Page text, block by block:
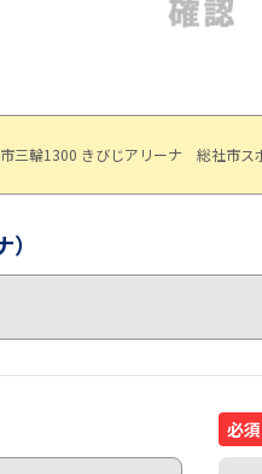
三輪1300 きびじアリーナ 総社市ス
必須